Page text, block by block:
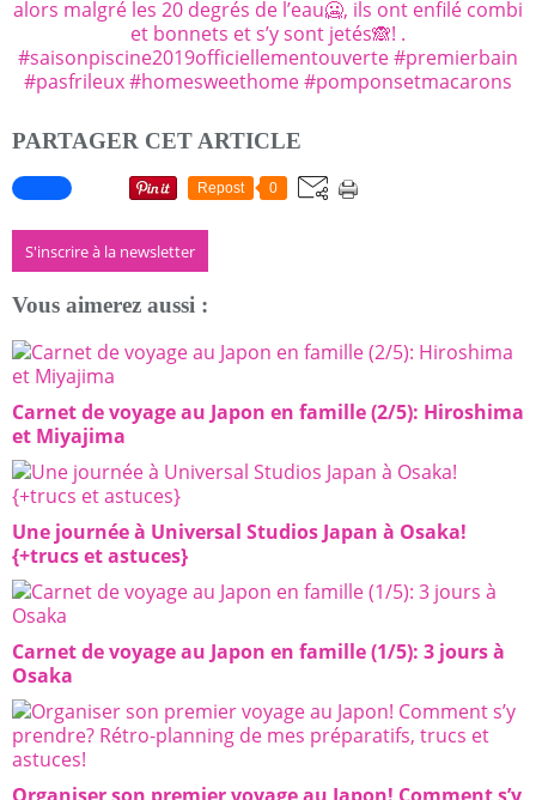
PARTAGER CET ARTICLE
Repost 0
S'inscrire à la newsletter
Vous aimerez aussi :
Carnet de voyage au Japon en famille (2/5): Hiroshima
et Miyajima
Une journée à Universal Studios Japan à Osaka!
{+trucs et astuces}
Carnet de voyage au Japon en famille (1/5): 3 jours à
Osaka